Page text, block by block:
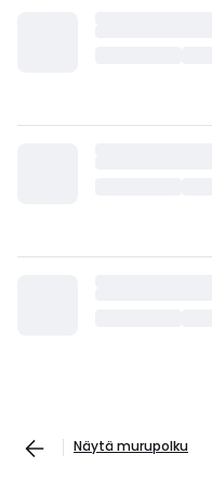
Näytä murupolku